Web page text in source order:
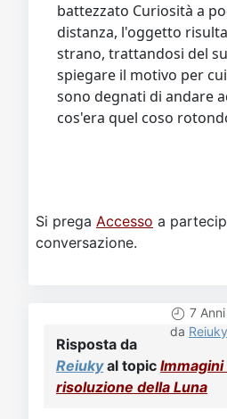
battezzato Curiosità a
distanza, l'oggetto
strano, trattandosi del
spiegare il motivo per
sono degnati di andare
cos'era quel coso
Si prega Accesso a
conversazione.
7
da Reiuky
Risposta da
Reiukyal topic Immagini
risoluzione della Luna